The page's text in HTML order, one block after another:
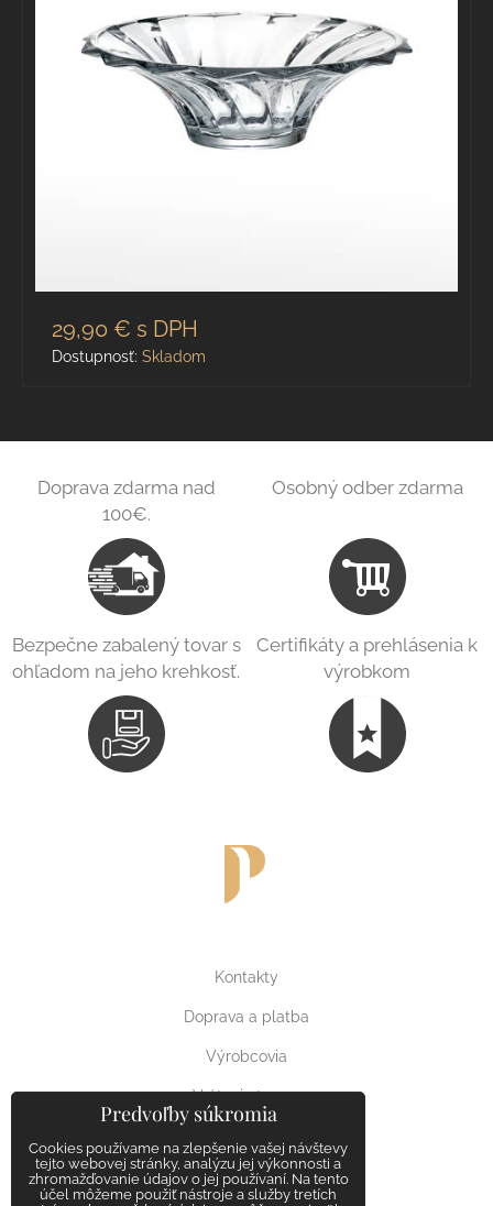
29,90 € s DPH
Dostupnosť: Skladom
Doprava zdarma nad
100€.
Osobný odber zdarma
Bezpečne zabalený tovar s
ohľadom na jeho krehkosť.
Certifikáty a prehlásenia k
výrobkom
Kontakty
Doprava a platba
Výrobcovia
Vrátenie tovaru
Predvoľby súkromia
Cookies používame na zlepšenie vašej návštevy
tejto webovej stránky, analýzu jej výkonnosti a
zhromažďovanie údajov o jej používaní. Na tento
účel môžeme použiť nástroje a služby tretích